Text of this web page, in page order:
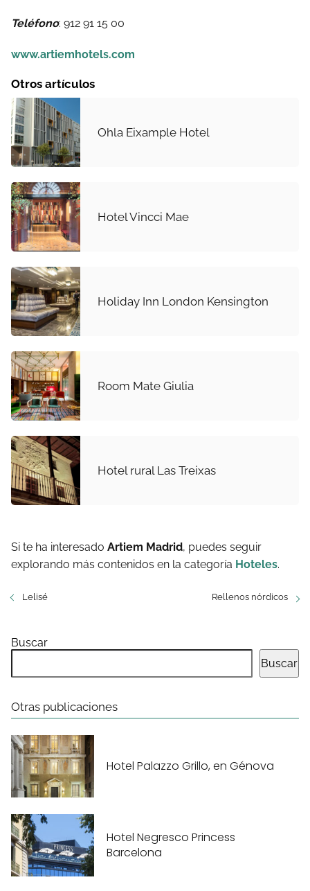
Teléfono: 912 91 15 00
www.artiemhotels.com
Otros artículos
Ohla Eixample Hotel
Hotel Vincci Mae
Holiday Inn London Kensington
Room Mate Giulia
Hotel rural Las Treixas
Si te ha interesado Artiem Madrid, puedes seguir
explorando más contenidos en la categoría Hoteles.
Lelisé Rellenos nórdicos
Buscar
Buscar
Otras publicaciones
Hotel Palazzo Grillo, en Génova
Hotel Negresco Princess
Barcelona